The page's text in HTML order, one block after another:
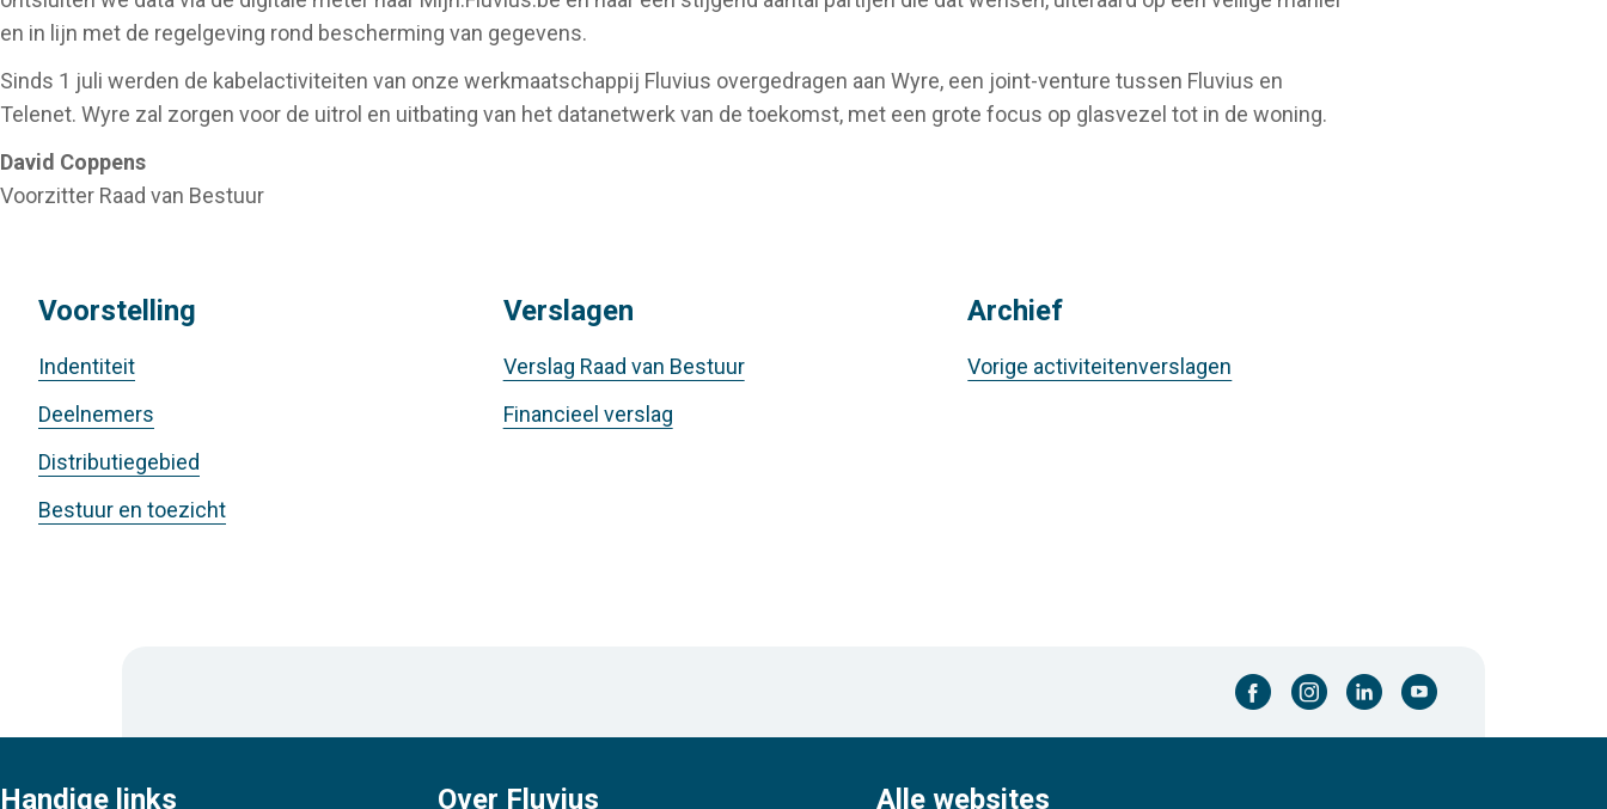
en in lijn met de regelgeving rond bescherming van gegevens.
Sinds 1 juli werden de kabelactiviteiten van onze werkmaatschappij Fluvius overgedragen aan Wyre, een joint-venture tussen Fluvius en
Telenet. Wyre zal zorgen voor de uitrol en uitbating van het datanetwerk van de toekomst, met een grote focus op glasvezel tot in de woning.
David Coppens
Voorzitter Raad van Bestuur
Voorstelling
Indentiteit
Deelnemers
Distributiegebied
Bestuur en toezicht
Verslagen
Verslag Raad van Bestuur
Financieel verslag
Archief
Vorige activiteitenverslagen
facebook-cirkel instagram-cirkel linkedin-cirkel youtube-cirkel
Handige links Over Fluvius Alle websites